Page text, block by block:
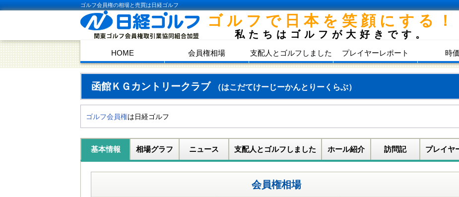
ゴルフ会員権の相場と売買は日経ゴルフ
ゴルフで日本を笑顔にする！
私たちはゴルフが大好きです。
HOME 会員権相場 支配人とゴルフしました プレイヤーレポート 時
函館ＫＧカントリークラブ （はこだてけーじーかんとりーくらぶ）
ゴルフ会員権は日経ゴルフ
基本情報 相場グラフ ニュース 支配人とゴルフしました ホール紹介 訪問記 プレイヤ
会員権相場